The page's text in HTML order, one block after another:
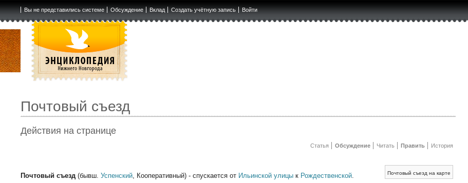
Вы не представились системе Обсуждение Вклад Создать учётную запись Войти
Почтовый съезд
Действия на странице
Статья Обсуждение Читать Править История
Почтовый съезд на карте
Почтовый съезд (бывш.Успенский, Кооперативный) - спускается от Ильинской улицы к Рождественской.